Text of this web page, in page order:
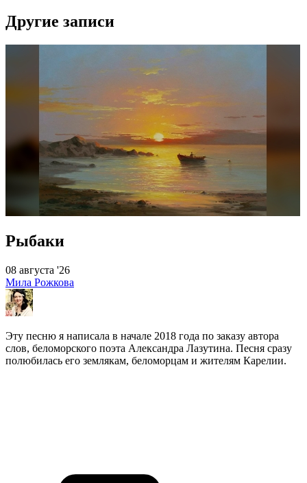
Другие записи
Рыбаки
08 августа '26
Мила Рожкова
Эту песню я написала в начале 2018 года по заказу автора
слов, беломорского поэта Александра Лазутина. Песня сразу
полюбилась его землякам, беломорцам и жителям Карелии.